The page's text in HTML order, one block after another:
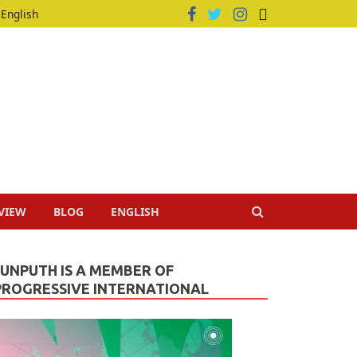
English
BLOG ENGLISH
IS A MEMBER OF
INTERNATIONAL